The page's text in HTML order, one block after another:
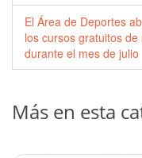
El Área de Deportes
los cursos gratuitos
durante el mes de julio
Más en esta